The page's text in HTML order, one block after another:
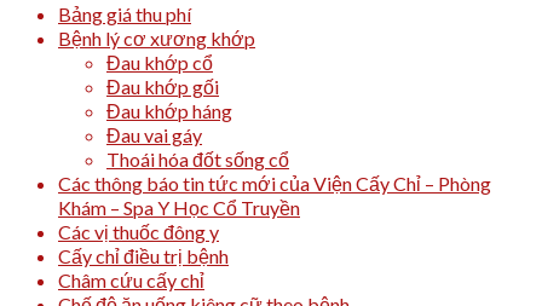
Bảng giá thu phí
Bệnh lý cơ xương khớp
Đau khớp cổ
Đau khớp gối
Đau khớp háng
Đau vai gáy
Thoái hóa đốt sống cổ
Các thông báo tin tức mới của Viện Cấy Chỉ – Phòng
Khám – Spa Y Học Cổ Truyền
Các vị thuốc đông y
Cấy chỉ điều trị bệnh
Châm cứu cấy chỉ